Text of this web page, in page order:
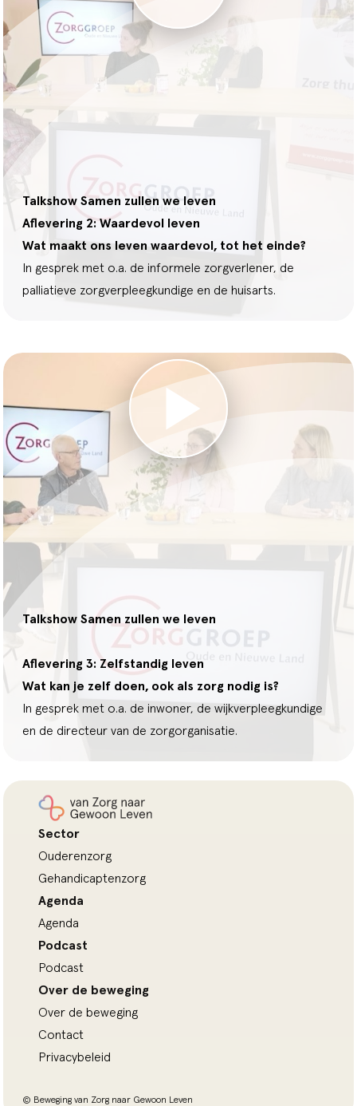
Talkshow Samen zullen we leven
Aflevering 2: Waardevol leven
Wat maakt ons leven waardevol, tot het einde?
In gesprek met o.a. de informele zorgverlener, de
palliatieve zorgverpleegkundige en de huisarts.
Talkshow Samen zullen we leven
Aflevering 3: Zelfstandig leven
Wat kan je zelf doen, ook als zorg nodig is?
In gesprek met o.a. de inwoner, de wijkverpleegkundige
en de directeur van de zorgorganisatie.
Sector
Ouderenzorg
Gehandicaptenzorg
Agenda
Agenda
Podcast
Podcast
Over de beweging
Over de beweging
Contact
Privacybeleid
© Beweging van Zorg naar Gewoon Leven